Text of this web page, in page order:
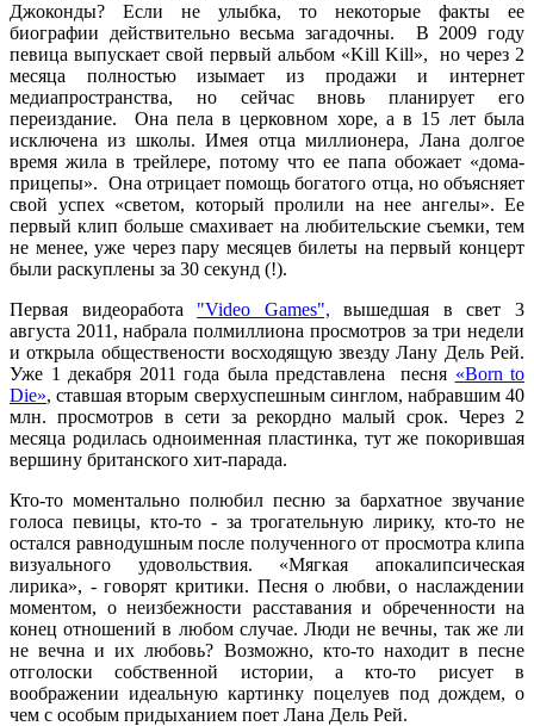
Джоконды? Если не улыбка, то некоторые факты ее
биографии действительно весьма загадочны. В 2009 году
певица выпускает свой первый альбом «Kill Kill», но через 2
месяца полностью изымает из продажи и интернет
медиапространства, но сейчас вновь планирует его
переиздание. Она пела в церковном хоре, а в 15 лет была
исключена из школы. Имея отца миллионера, Лана долгое
время жила в трейлере, потому что ее папа обожает «дома-
прицепы». Она отрицает помощь богатого отца, но объясняет
свой успех «светом, который пролили на нее ангелы». Ее
первый клип больше смахивает на любительские съемки, тем
не менее, уже через пару месяцев билеты на первый концерт
были раскуплены за 30 секунд (!).
Первая видеоработа "Video Games", вышедшая в свет 3
августа 2011, набрала полмиллиона просмотров за три недели
и открыла обществености восходящую звезду Лану Дель Рей.
Уже 1 декабря 2011 года была представлена песня «Born to
Die», ставшая вторым сверхуспешным синглом, набравшим 40
млн. просмотров в сети за рекордно малый срок. Через 2
месяца родилась одноименная пластинка, тут же покорившая
вершину британского хит-парада.
Кто-то моментально полюбил песню за бархатное звучание
голоса певицы, кто-то - за трогательную лирику, кто-то не
остался равнодушным после полученного от просмотра клипа
визуального удовольствия. «Мягкая апокалипсическая
лирика», - говорят критики. Песня о любви, о наслаждении
моментом, о неизбежности расставания и обреченности на
конец отношений в любом случае. Люди не вечны, так же ли
не вечна и их любовь? Возможно, кто-то находит в песне
отголоски собственной истории, а кто-то рисует в
воображении идеальную картинку поцелуев под дождем, о
чем с особым придыханием поет Лана Дель Рей.